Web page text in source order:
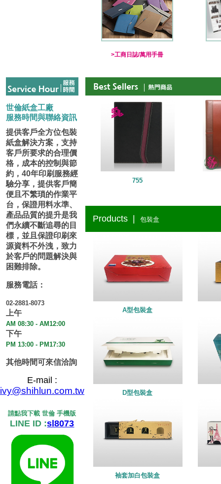
>工商日誌/萬用手冊
世倫紙盒工廠
服務時間與聯絡資訊
提供客戶全方位包裝
紙盒解決方案，支持
客戶所要求的合理價
格，成本的控制與節
約，40年印刷服務經
驗分享，提供客戶簡
便且不繁瑣的作業平
台，保證用料水準、
產品品質的提升是我
們永續不斷追尋的目
標，並且保證印刷來
源資料不外洩，致力
於客戶的問題解決與
困難排除。
服務電話：
02-2881-8073
上午
AM 08:30 - AM12:00
下午
PM 13:00 - PM17:30
其他時間可來信洽詢
E-mail :
ivy@shihlun.com.tw
請點我下載 世倫 手機版
LINE ID :sl8073
755
Products | 包裝盒
A型包裝盒
D型包裝盒
袖套加白包裝盒